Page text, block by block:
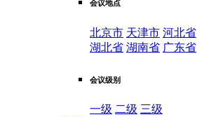
会议地点
北京市 天津市 河北省
湖北省 湖南省 广东省
会议级别
一级 二级 三级